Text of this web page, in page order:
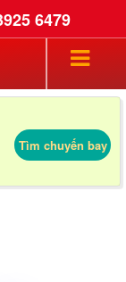
6479
Tìm chuyến bay